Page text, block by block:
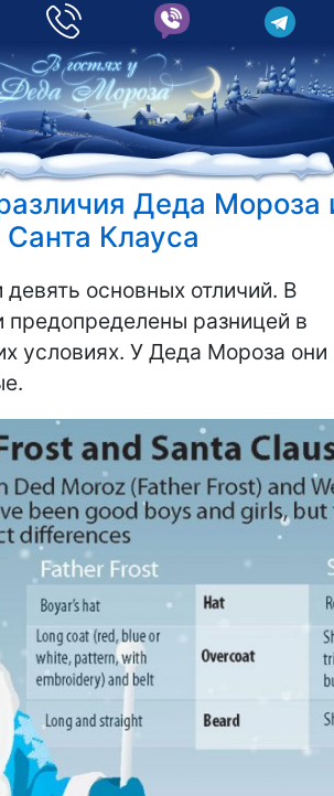
Деда Мороза
Санта Клауса
основных отличий. В
предопределены разницей в
условиях. У Деда Мороза они